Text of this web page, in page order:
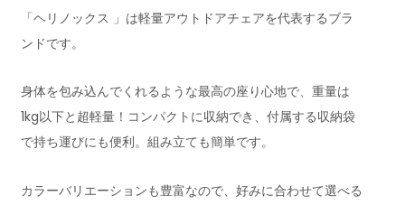
「ヘリノックス 」は軽量アウトドアチェアを代表するブラ
ンドです。
身体を包み込んでくれるような最高の座り心地で、重量は
1kg以下と超軽量！コンパクトに収納でき、付属する収納袋
で持ち運びにも便利。組み立ても簡単です。
カラーバリエーションも豊富なので、好みに合わせて選べる